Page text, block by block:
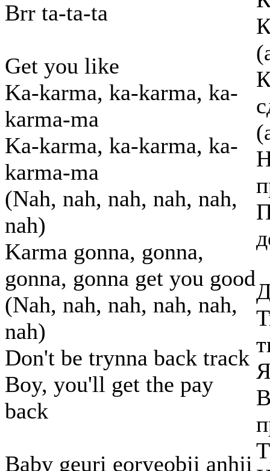
Brr ta-ta-ta
Get you like
Ka-karma, ka-karma, ka-
karma-ma
Ka-karma, ka-karma, ka-
karma-ma
(Nah, nah, nah, nah, nah,
nah)
Karma gonna, gonna,
gonna, gonna get you good
(Nah, nah, nah, nah, nah,
nah)
Don't be trynna back track
Boy, you'll get the pay
back
Baby geuri eoryeobji anhji